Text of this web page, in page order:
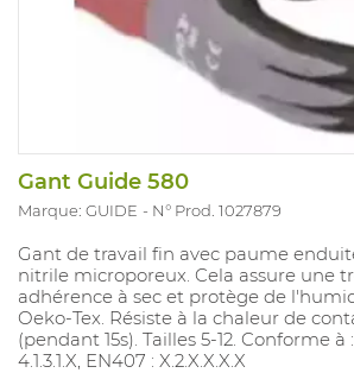
Gant Guide 580
Marque: GUIDE N° Prod. 1027879
Gant de travail fin avec paume
nitrile microporeux. Cela assure une
adhérence à sec et protège de
Oeko-Tex. Résiste à la chaleur de
(pendant 15s). Tailles 5-12. Conforme à
4.1.3.1.X, EN407 : X.2.X.X.X.X